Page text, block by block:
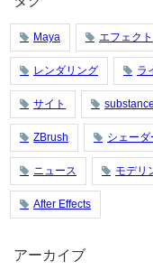
Maya エフェクト
レンダリング ラ
サイト
ZBrush シェーダ
ニュース モデリ
After Effects
アーカイブ